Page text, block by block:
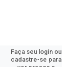
Faça seu login ou
cadastre-se para